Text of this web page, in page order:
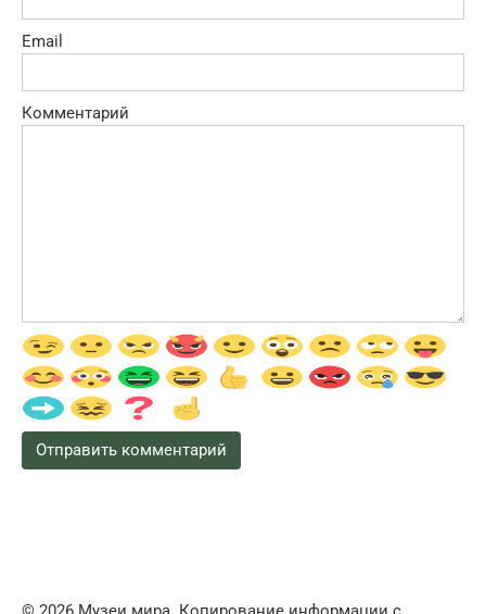
Email
Комментарий